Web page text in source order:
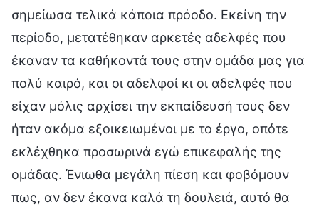
σημείωσα τελικά κάποια πρόοδο. Εκείνη την
περίοδο, μετατέθηκαν αρκετές αδελφές που
έκαναν τα καθήκοντά τους στην ομάδα μας για
πολύ καιρό, και οι αδελφοί κι οι αδελφές που
είχαν μόλις αρχίσει την εκπαίδευσή τους δεν
ήταν ακόμα εξοικειωμένοι με το έργο, οπότε
εκλέχθηκα προσωρινά εγώ επικεφαλής της
ομάδας. Ένιωθα μεγάλη πίεση και φοβόμουν
πως, αν δεν έκανα καλά τη δουλειά, αυτό θα